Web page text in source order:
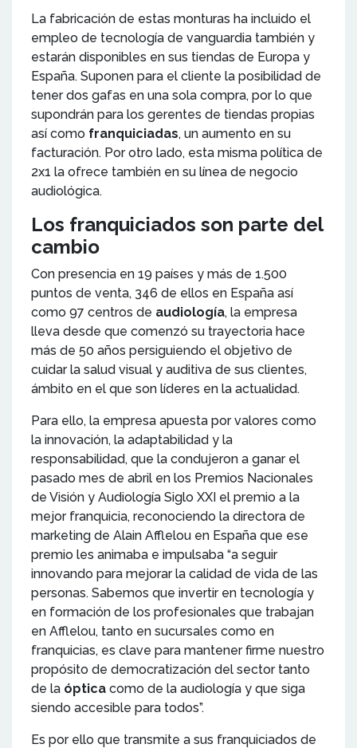
La fabricación de estas monturas ha incluido el
empleo de tecnología de vanguardia también y
estarán disponibles en sus tiendas de Europa y
España. Suponen para el cliente la posibilidad de
tener dos gafas en una sola compra, por lo que
supondrán para los gerentes de tiendas propias
así como franquiciadas, un aumento en su
facturación. Por otro lado, esta misma política de
2x1 la ofrece también en su línea de negocio
audiológica.
Los franquiciados son parte del
cambio
Con presencia en 19 países y más de 1.500
puntos de venta, 346 de ellos en España así
como 97 centros de audiología, la empresa
lleva desde que comenzó su trayectoria hace
más de 50 años persiguiendo el objetivo de
cuidar la salud visual y auditiva de sus clientes,
ámbito en el que son líderes en la actualidad.
Para ello, la empresa apuesta por valores como
la innovación, la adaptabilidad y la
responsabilidad, que la condujeron a ganar el
pasado mes de abril en los Premios Nacionales
de Visión y Audiología Siglo XXI el premio a la
mejor franquicia, reconociendo la directora de
marketing de Alain Afflelou en España que ese
premio les animaba e impulsaba “a seguir
innovando para mejorar la calidad de vida de las
personas. Sabemos que invertir en tecnología y
en formación de los profesionales que trabajan
en Afflelou, tanto en sucursales como en
franquicias, es clave para mantener firme nuestro
propósito de democratización del sector tanto
de la óptica como de la audiología y que siga
siendo accesible para todos”.
Es por ello que transmite a sus franquiciados de